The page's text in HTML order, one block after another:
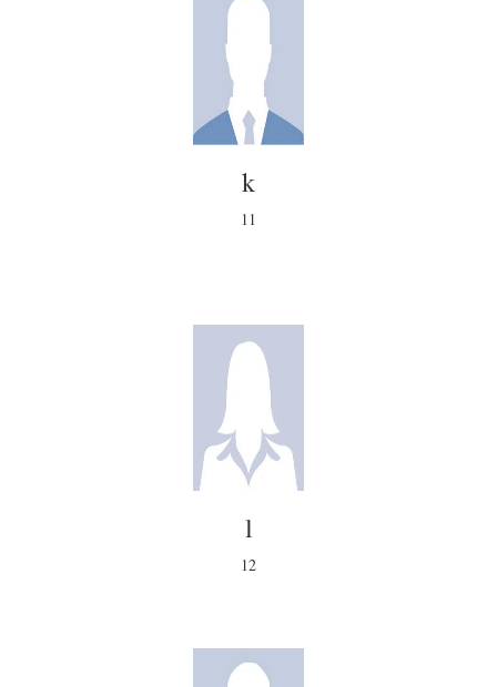
k
11
l
12